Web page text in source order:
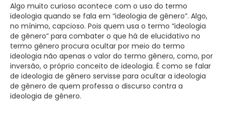
Algo muito curioso acontece com o uso do termo
ideologia quando se fala em “ideologia de gênero”. Algo,
no mínimo, capcioso. Pois quem usa o termo “ideologia
de gênero” para combater o que há de elucidativo no
termo gênero procura ocultar por meio do termo
ideologia não apenas o valor do termo gênero, como, por
inversão, o próprio conceito de ideologia. É como se falar
de ideologia de gênero servisse para ocultar a ideologia
de gênero de quem professa o discurso contra a
ideologia de gênero.